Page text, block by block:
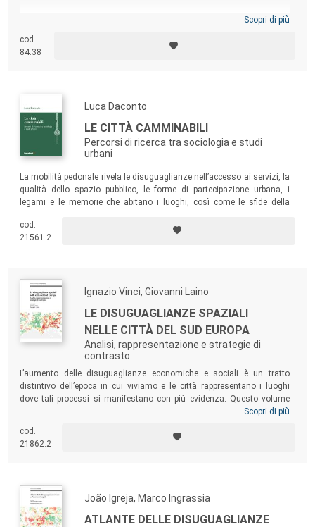
Scopri di più
cod.
84.38
Luca Daconto
LE CITTÀ CAMMINABILI
Percorsi di ricerca tra sociologia e studi
urbani
La mobilità pedonale rivela le disuguaglianze nell’accesso ai servizi, la
qualità dello spazio pubblico, le forme di partecipazione urbana, i
legami e le memorie che abitano i luoghi, così come le sfide della
contributi che esplorano il camminare come pratica quotidiana,
sociale, politica ed esperienziale.
cod.
21561.2
Ignazio Vinci, Giovanni Laino
LE DISUGUAGLIANZE SPAZIALI
NELLE CITTÀ DEL SUD EUROPA
Analisi, rappresentazione e strategie di
contrasto
L’aumento delle disuguaglianze economiche e sociali è un tratto
distintivo dell’epoca in cui viviamo e le città rappresentano i luoghi
dove tali processi si manifestano con più evidenza. Questo volume
raccoglie un insieme di analisi e riflessioni condotte nell’ambito del
European cities, orientato ad accrescere la capacità di osservare le
disuguaglianze interne alle aree urbane e a identificare nuove soluzioni
osservazione: Palermo, Napoli, Lisbona, Barcellona, Marsiglia, Atene.
Scopri di più
cod.
21862.2
João Igreja, Marco Ingrassia
ATLANTE DELLE DISUGUAGLIANZE